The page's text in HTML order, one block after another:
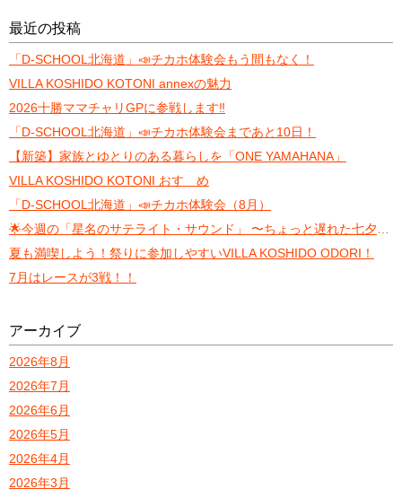
最近の投稿
「D-SCHOOL北海道」📣チカホ体験会もう間もなく！
VILLA KOSHIDO KOTONI annexの魅力
2026十勝ママチャリGPに参戦します‼️
「D-SCHOOL北海道」📣チカホ体験会まであと10日！
【新築】家族とゆとりのある暮らしを「ONE YAMAHANA」
VILLA KOSHIDO KOTONI おすゝめ
「D-SCHOOL北海道」📣チカホ体験会（8月）
夏も満喫しよう！祭りに参加しやすいVILLA KOSHIDO ODORI！
7月はレースが3戦！！
アーカイブ
2026年8月
2026年7月
2026年6月
2026年5月
2026年4月
2026年3月